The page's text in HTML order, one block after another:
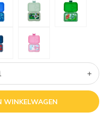
WINKELWAGEN